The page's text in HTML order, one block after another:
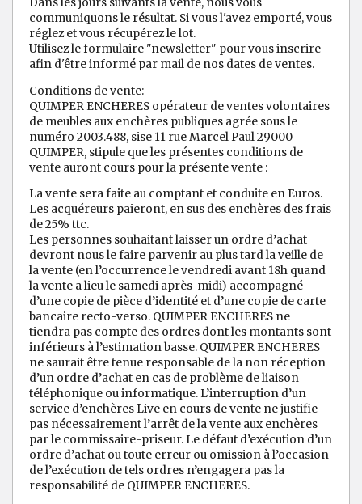
communiquons le résultat. Si vous l'avez emporté, vous
réglez et vous récupérez le lot.
Utilisez le formulaire "newsletter" pour vous inscrire
afin d'être informé par mail de nos dates de ventes.
Conditions de vente:
QUIMPER ENCHERES opérateur de ventes volontaires
de meubles aux enchères publiques agrée sous le
numéro 2003.488, sise 11 rue Marcel Paul 29000
QUIMPER, stipule que les présentes conditions de
vente auront cours pour la présente vente :
La vente sera faite au comptant et conduite en Euros.
Les acquéreurs paieront, en sus des enchères des frais
de 25% ttc.
Les personnes souhaitant laisser un ordre d’achat
devront nous le faire parvenir au plus tard la veille de
la vente (en l’occurrence le vendredi avant 18h quand
la vente a lieu le samedi après-midi) accompagné
d’une copie de pièce d’identité et d’une copie de carte
bancaire recto-verso. QUIMPER ENCHERES ne
tiendra pas compte des ordres dont les montants sont
inférieurs à l’estimation basse. QUIMPER ENCHERES
ne saurait être tenue responsable de la non réception
d’un ordre d’achat en cas de problème de liaison
téléphonique ou informatique. L’interruption d’un
service d’enchères Live en cours de vente ne justifie
pas nécessairement l’arrêt de la vente aux enchères
par le commissaire-priseur. Le défaut d’exécution d’un
ordre d’achat ou toute erreur ou omission à l’occasion
de l’exécution de tels ordres n’engagera pas la
responsabilité de QUIMPER ENCHERES.